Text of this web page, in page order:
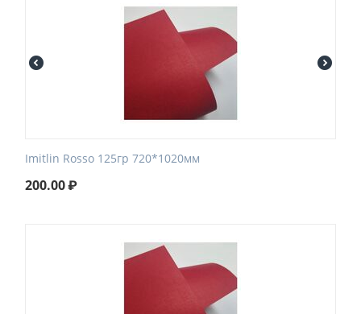
Imitlin Rosso 125гр 720*1020мм
200.00₽